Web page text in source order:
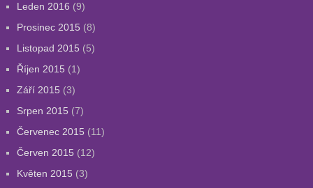
Leden 2016 (9)
Prosinec 2015 (8)
Listopad 2015 (5)
Říjen 2015 (1)
Září 2015 (3)
Srpen 2015 (7)
Červenec 2015 (11)
Červen 2015 (12)
Květen 2015 (3)